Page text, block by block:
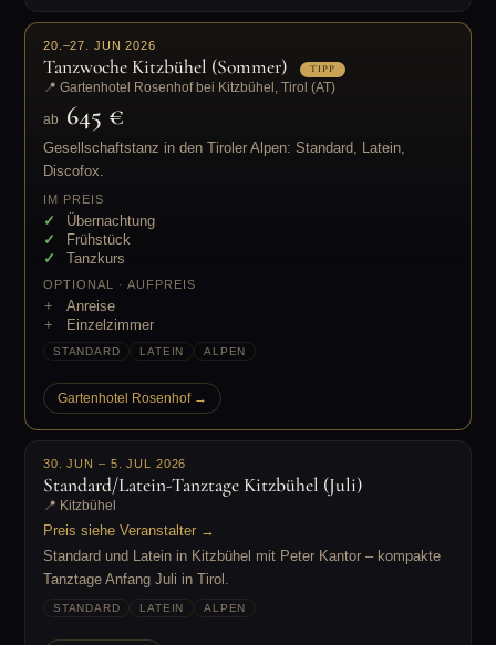
20.–27. JUN 2026
Tanzwoche Kitzbühel (Sommer) TIPP
📍 Gartenhotel Rosenhof bei Kitzbühel, Tirol (AT)
ab 645 €
Gesellschaftstanz in den Tiroler Alpen: Standard, Latein,
Discofox.
IM PREIS
Übernachtung
Frühstück
Tanzkurs
OPTIONAL · AUFPREIS
Anreise
Einzelzimmer
STANDARD LATEIN ALPEN
Gartenhotel Rosenhof →
30. JUN – 5. JUL 2026
Standard/Latein-Tanztage Kitzbühel (Juli)
📍 Kitzbühel
Preis siehe Veranstalter →
Standard und Latein in Kitzbühel mit Peter Kantor – kompakte
Tanztage Anfang Juli in Tirol.
STANDARD LATEIN ALPEN